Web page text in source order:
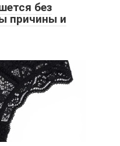
без
причины и